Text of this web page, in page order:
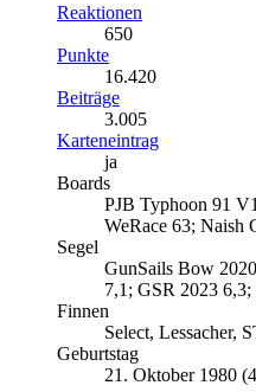
Reaktionen
650
Punkte
16.420
Beiträge
3.005
Karteneintrag
ja
Boards
PJB Typhoon 91
WeRace 63; Naish
Segel
GunSails Bow
7,1; GSR 2023
Finnen
Select, Lessacher,
Geburtstag
21. Oktober 1980